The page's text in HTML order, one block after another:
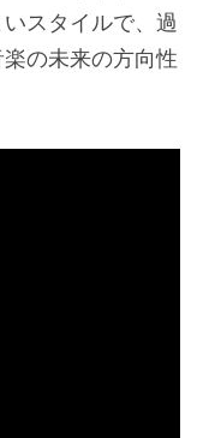
スタイルで、過
の未来の方向性